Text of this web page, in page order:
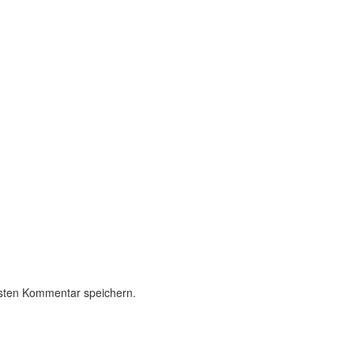
Kommentar speichern.